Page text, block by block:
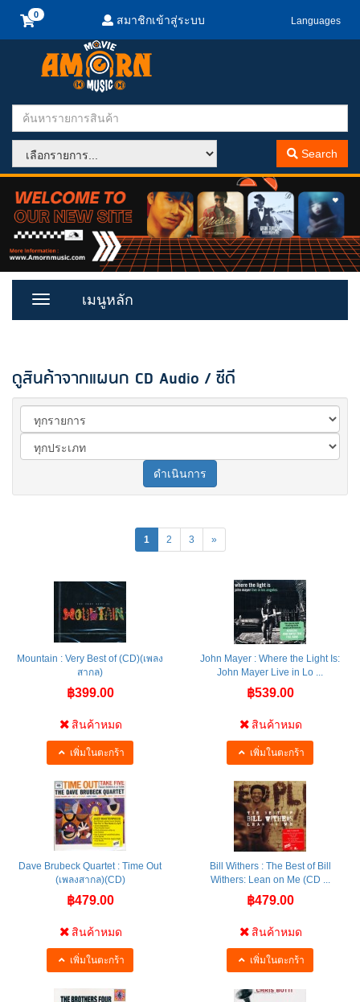
สมาชิกเข้าสู่ระบบ Languages
Search
Toggle
เมนูหลัก
ดูสินค้าจากแผนก CD Audio / ซีดี
ดำเนินการ
1 2 3 »
Mountain : Very Best of (CD)(เพลง
สากล)
฿399.00
สินค้าหมด
เพิ่มในตะกร้า
John Mayer : Where the Light Is:
John Mayer Live in Lo ...
฿539.00
สินค้าหมด
เพิ่มในตะกร้า
Dave Brubeck Quartet : Time Out
(เพลงสากล)(CD)
฿479.00
สินค้าหมด
เพิ่มในตะกร้า
Bill Withers : The Best of Bill
Withers: Lean on Me (CD ...
฿479.00
สินค้าหมด
เพิ่มในตะกร้า